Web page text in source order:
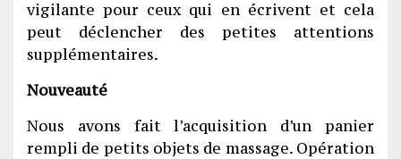
vigilante pour ceux qui en écrivent et cela
peut déclencher des petites attentions
supplémentaires.
Nouveauté
Nous avons fait l’acquisition d’un panier
rempli de petits objets de massage. Opération